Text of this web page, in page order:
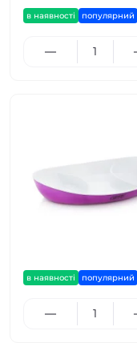
в наявності популярний
в наявності популярний